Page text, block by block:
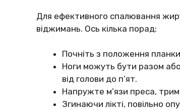
Для ефективного спалювання
віджимань. Ось кілька порад:
Почніть з положення
Ноги можуть бути разом
від голови до п’ят.
Напружте м’язи преса,
Згинаючи лікті, повільно